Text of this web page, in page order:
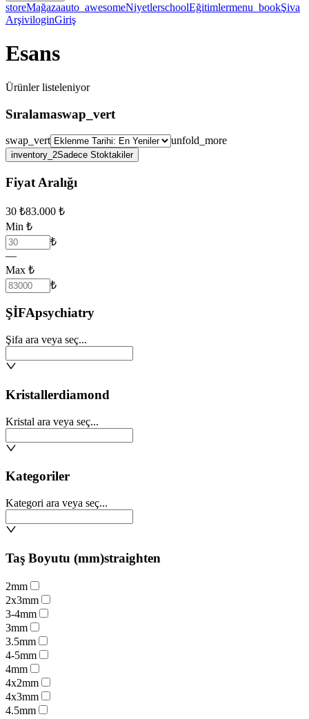
storeMağazaauto_awesomeNiyetlerschoolEğitimlermenu_bookŞiva
ArşiviloginGiriş
Esans
Ürünlerlisteleniyor
Sıralamaswap_vert
swap_vert unfold_more
inventory_2Sadece Stoktakiler
Fiyat Aralığı
30 ₺83.000 ₺
Min ₺
₺
—
Max ₺
₺
ŞİFApsychiatry
Şifa ara veya seç...
Kristallerdiamond
Kristal ara veya seç...
Kategoriler
Kategori ara veya seç...
Taş Boyutu (mm)straighten
2mm
2x3mm
3-4mm
3mm
3.5mm
4-5mm
4mm
4x2mm
4x3mm
4.5mm